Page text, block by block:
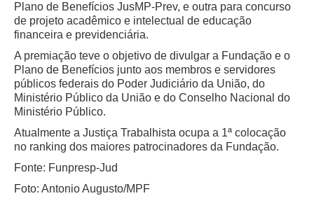
Comitê de Prevenção e Enfrentamento do Assédio
Moral, do Assédio Sexual e da Discriminação
Comitê Gestor do Plano de Contratações e Aquisições
no Âmbito do TRT11
Grupo Operacional do Centro de Inteligência
Comitê de Equidade de Raça, Gênero e Diversidade
Comitê PopRuaJud
Comissão de Justiça Itinerante
Comissão Permanente de Avaliação Documental
Plano de Benefícios JusMP-Prev, e outra para concurso
de projeto acadêmico e intelectual de educação
financeira e previdenciária.
A premiação teve o objetivo de divulgar a Fundação e o
Plano de Benefícios junto aos membros e servidores
públicos federais do Poder Judiciário da União, do
Ministério Público da União e do Conselho Nacional do
Ministério Público.
Atualmente a Justiça Trabalhista ocupa a 1ª colocação
no ranking dos maiores patrocinadores da Fundação.
Fonte: Funpresp-Jud
Foto: Antonio Augusto/MPF